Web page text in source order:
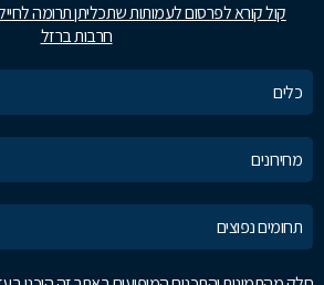
קול קורא לפרסום לעמותות שתכליתן תרומה
חרבות ברזל
כלים
מחירונים
תחומים נפוצים